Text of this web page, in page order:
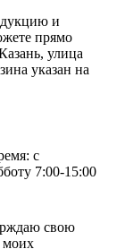
и
прямо
улица
указан на
с
7:00-15:00
свою
моих